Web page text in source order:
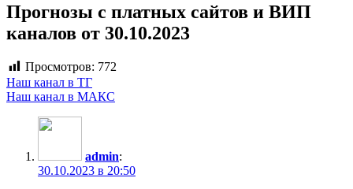
Прогнозы с платных сайтов и ВИП
каналов от 30.10.2023
Просмотров: 772
Наш канал в ТГ
Наш канал в МАКС
admin:
30.10.2023 в 20:50